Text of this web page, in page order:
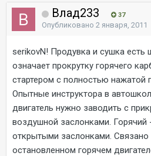
Влад233 37
Опубликовано 2 января, 2011
serikovN! Продувка и сушка есть
означает прокрутку горячего
стартером с полностью нажатой
Опытные инструктора в
двигатель нужно заводить с
воздушной заслонками. Горячий
открытыми заслонками. Связано
остановленном горячем